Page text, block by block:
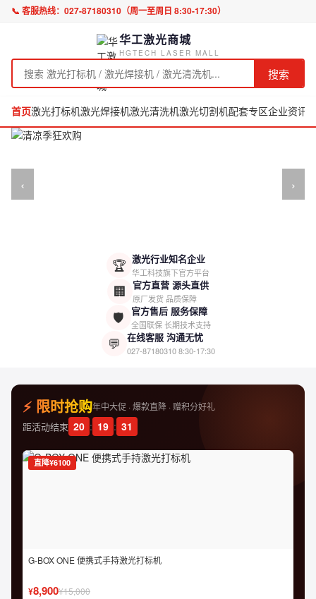
📞 客服热线： 027-87180310 （周一至周日 8:30-17:30）
华工激光商城
HGTECH LASER MALL
搜索
首页激光打标机激光焊接机激光清洗机激光切割机配套专区企业资讯
‹ ›
🏆 激光行业知名企业
华工科技旗下官方平台
🏢 官方直营 源头直供
原厂发货 品质保障
🛡️ 官方售后 服务保障
全国联保 长期技术支持
💬 在线客服 沟通无忧
027-871803108:30-17:30
⚡ 限时抢购年中大促 · 爆款直降 · 赠积分好礼
距活动结束 20 : 19 : 30
直降¥6100
G-BOX ONE 便携式手持激光打标机
¥8,900¥15,000